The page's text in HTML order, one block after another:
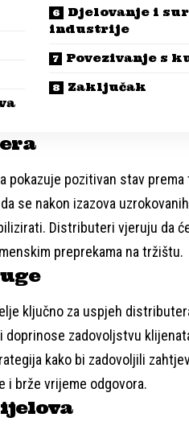
Djelovanje i
industrije
Povezivanje s
Zaključak
pokazuje pozitivan stav
se nakon izazova
Distributeri vjeruju da
preprekama na tržištu.
ključno za uspjeh
zadovoljstvu
kako bi zadovoljili
i brže vrijeme odgovora.